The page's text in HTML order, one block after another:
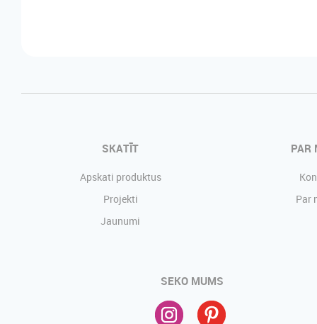
SKATĪT
Apskati produktus
Projekti
Jaunumi
PAR
Par
SEKO MUMS